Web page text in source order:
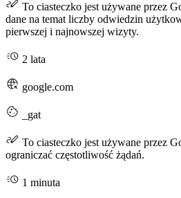
To ciasteczko jest używane przez
dane na temat liczby odwiedzin
pierwszej i najnowszej wizyty.
2 lata
google.com
_gat
To ciasteczko jest używane przez
ograniczać częstotliwość żądań.
1 minuta